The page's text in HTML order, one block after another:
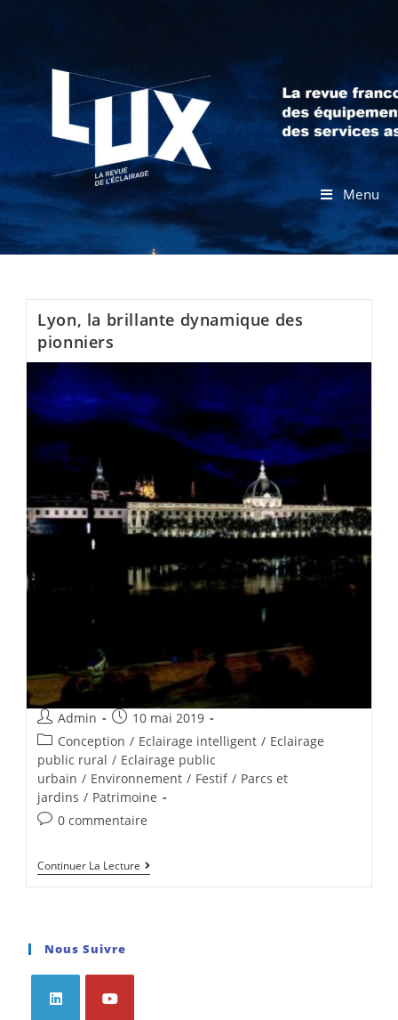
Menu
Lyon, la brillante dynamique des
pionniers
Admin
10 mai 2019
Conception / Eclairage intelligent / Eclairage
public rural / Eclairage public
urbain / Environnement / Festif / Parcs et
jardins / Patrimoine
0 commentaire
Continuer La Lecture
Nous Suivre